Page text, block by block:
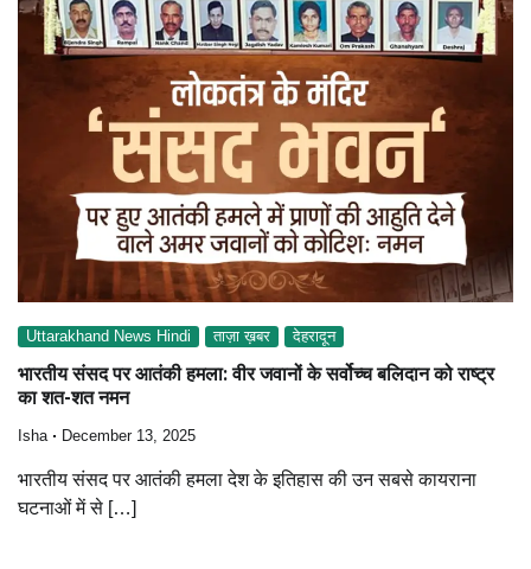
Uttarakhand News Hindi ताज़ा ख़बर देहरादून
भारतीय संसद पर आतंकी हमला: वीर जवानों के सर्वोच्च बलिदान को राष्ट्र
का शत-शत नमन
Isha December 13, 2025
भारतीय संसद पर आतंकी हमला देश के इतिहास की उन सबसे कायराना
घटनाओं में से […]